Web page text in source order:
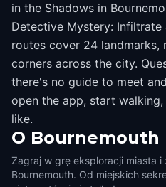
in the Shadows in
Detective Mystery: Infiltrate
routes cover 24 landmarks,
corners across the city.
there's no guide to meet
open the app, start
like.
O Bournemouth
Zagraj w grę eksploracji miasta
Bournemouth. Od miejskich